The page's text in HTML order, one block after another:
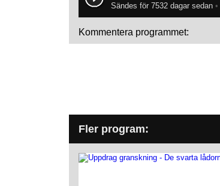
Sändes för 7532 dagar sedan •
Kommentera programmet:
Fler program: